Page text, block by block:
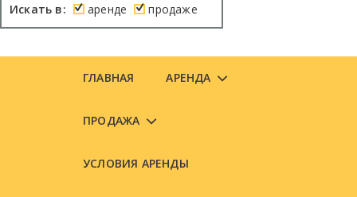
Искать в: аренде продаже
ГЛАВНАЯ АРЕНДА
ПРОДАЖА
УСЛОВИЯ АРЕНДЫ